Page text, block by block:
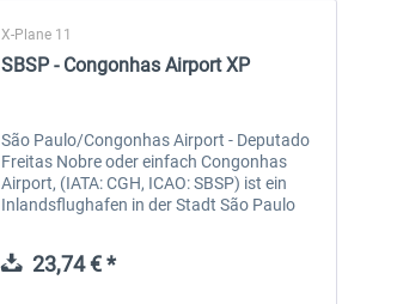
X-Plane 11
SBSP - Congonhas Airport XP
São Paulo/Congonhas Airport - Deputado
Freitas Nobre oder einfach Congonhas
Airport, (IATA: CGH, ICAO: SBSP) ist ein
Inlandsflughafen in der Stadt São Paulo
23,74 € *